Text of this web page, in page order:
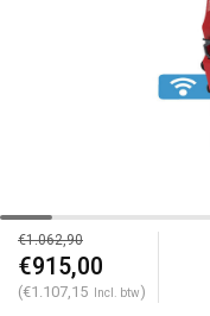
€1.062,90
€915,00
(€1.107,15 Incl. btw)